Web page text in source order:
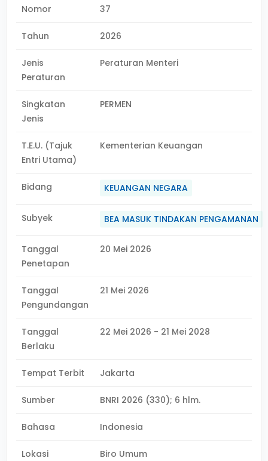
Nomor 37
Tahun 2026
Jenis
Peraturan
Peraturan Menteri
Singkatan
Jenis
PERMEN
T.E.U. (Tajuk
Entri Utama)
Kementerian Keuangan
Bidang KEUANGAN NEGARA
Subyek BEA MASUK TINDAKAN PENGAMANAN
Tanggal
Penetapan
20 Mei 2026
Tanggal
Pengundangan
21 Mei 2026
Tanggal
Berlaku
22 Mei 2026 - 21 Mei 2028
Tempat Terbit Jakarta
Sumber BNRI 2026 (330); 6 hlm.
Bahasa Indonesia
Lokasi Biro Umum